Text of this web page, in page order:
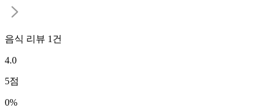
음식 리뷰 1 건
4.0
5점
0%